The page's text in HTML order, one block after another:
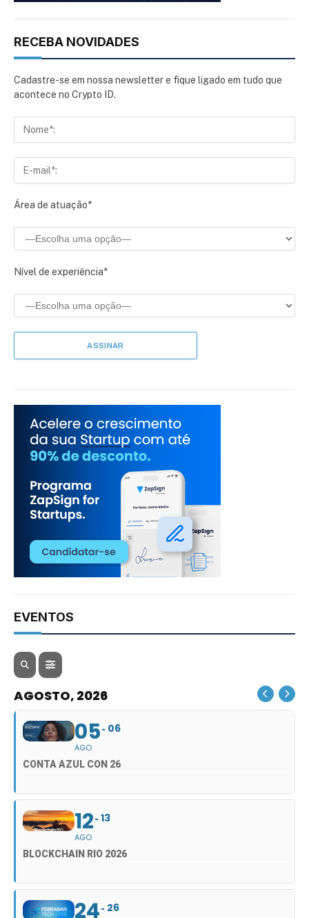
RECEBA NOVIDADES
Cadastre-se em nossa newsletter e fique ligado em tudo que
acontece no Crypto ID.
Área de atuação*
Nível de experiência*
EVENTOS
AGOSTO, 2026
05
AGO
06
CONTA AZUL CON 26
12
AGO
13
BLOCKCHAIN RIO 2026
24 26